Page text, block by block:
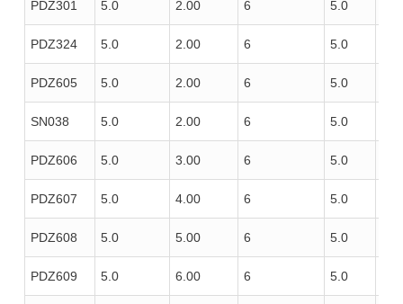
PDZ301 5.0 2.00 6 5.0
PDZ324 5.0 2.00 6 5.0
PDZ605 5.0 2.00 6 5.0
SN038 5.0 2.00 6 5.0
PDZ606 5.0 3.00 6 5.0
PDZ607 5.0 4.00 6 5.0
PDZ608 5.0 5.00 6 5.0
PDZ609 5.0 6.00 6 5.0